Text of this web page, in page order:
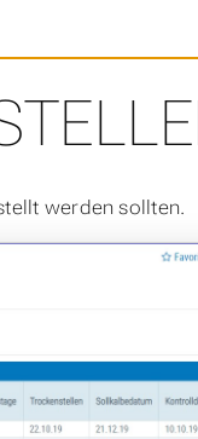
werden sollten.